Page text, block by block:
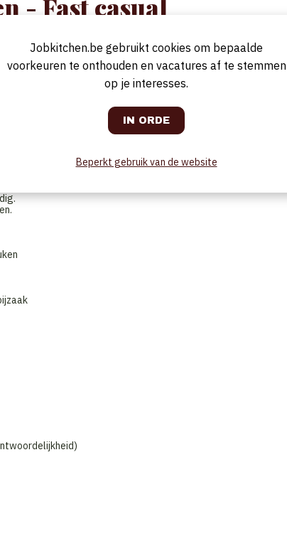
- Fast casual
het fout loopt — maar omdat jij bepaalt hoe strak het draait.
die Aziatische smaken snapt, maar vooral een keuken laat
geen chaos.
taken
Jobkitchen.be gebruikt cookies om bepaalde
voorkeuren te onthouden en vacatures af te stemmen
op je interesses.
Beperkt gebruik van de website